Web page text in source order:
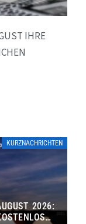
IHRE
KURZNACHRICHTEN
2026: